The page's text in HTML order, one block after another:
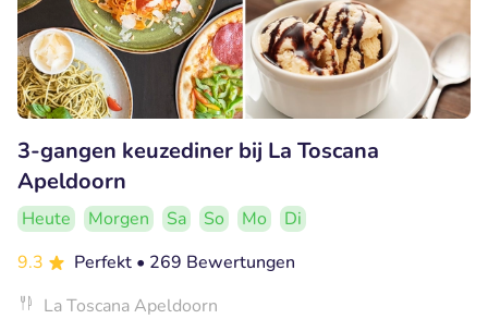
3-gangen keuzediner bij La Toscana
Apeldoorn
Heute Morgen Sa So Mo
Di
9.3
Perfekt • 269 Bewertungen
La Toscana Apeldoorn